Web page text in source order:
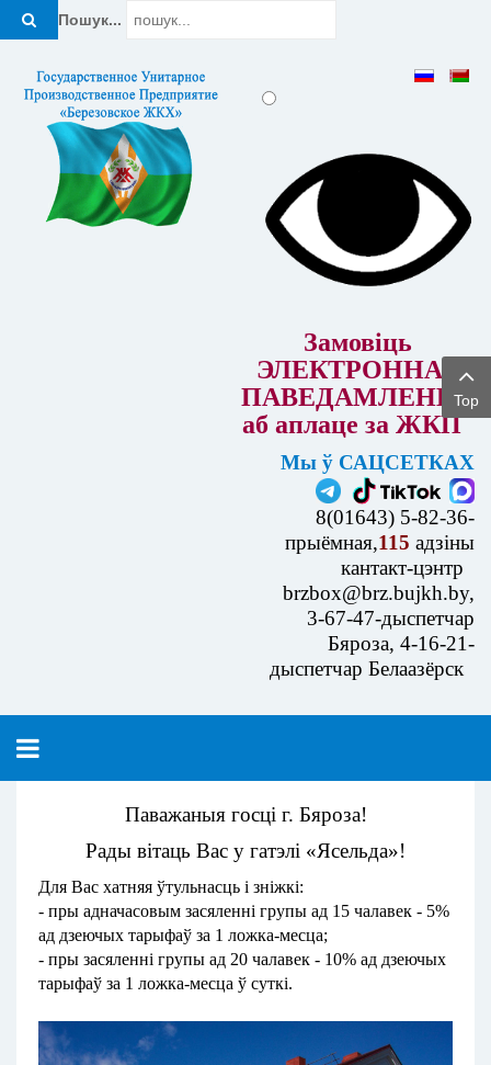
Пошук...
Замовіць
ЭЛЕКТРОННАЕ
ПАВЕДАМЛЕННЕ
аб аплаце за ЖКП
Мы ў САЦСЕТКАХ
8(01643) 5-82-36-
прыёмная,115 адзіны
кантакт-цэнтр
brzbox@brz.bujkh.by,
3-67-47-дыспетчар
Бяроза, 4-16-21-
дыспетчар Белаазёрск
Паважаныя госці г. Бяроза!
Рады вітаць Вас у гатэлі «Ясельда»!
Для Вас хатняя ўтульнасць і зніжкі:
- пры адначасовым засяленні групы ад 15 чалавек - 5%
ад дзеючых тарыфаў за 1 ложка-месца;
- пры засяленні групы ад 20 чалавек - 10% ад дзеючых
тарыфаў за 1 ложка-месца ў суткі.
Top